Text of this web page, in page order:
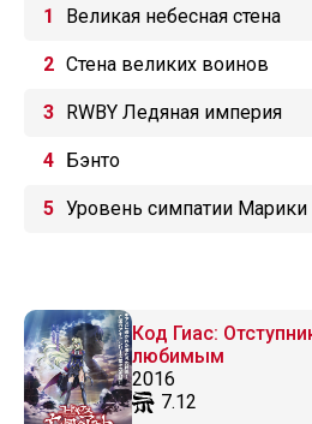
Великая небесная стена
Стена великих воинов
RWBY Ледяная империя
Бэнто
Уровень симпатии
Код Гиас:
любимым
2016
7.12